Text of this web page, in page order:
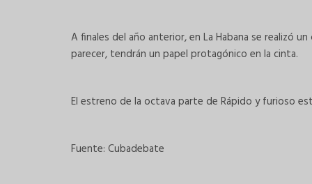
A finales del año anterior, en La Habana se realizó
parecer, tendrán un papel protagónico en la cinta.
El estreno de la octava parte de Rápido y furioso
Fuente: Cubadebate